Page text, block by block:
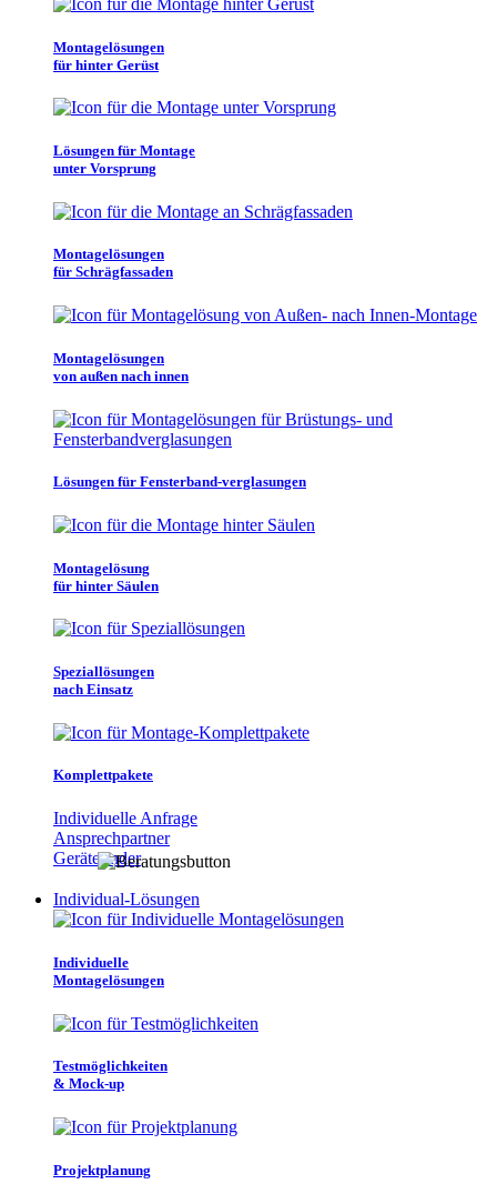
Montagelösungen
für hinter Gerüst
Lösungen für Montage
unter Vorsprung
Montagelösungen
für Schrägfassaden
Montagelösungen
von außen nach innen
Lösungen für Fensterband-verglasungen
Montagelösung
für hinter Säulen
Speziallösungen
nach Einsatz
Komplettpakete
Individuelle Anfrage
Ansprechpartner
Gerätefinder
Individual-Lösungen
Individuelle
Montagelösungen
Testmöglichkeiten
& Mock-up
Projektplanung